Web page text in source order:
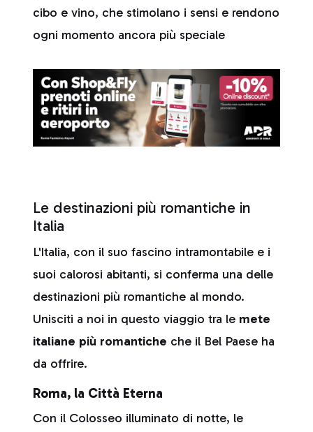
cibo e vino, che stimolano i sensi e rendono
ogni momento ancora più speciale
Le destinazioni più romantiche in
Italia
L'Italia, con il suo fascino intramontabile e i
suoi calorosi abitanti, si conferma una delle
destinazioni più romantiche al mondo.
Unisciti a noi in questo viaggio tra le mete
italiane più romantiche che il Bel Paese ha
da offrire.
Roma, la Città Eterna
Con il Colosseo illuminato di notte, le